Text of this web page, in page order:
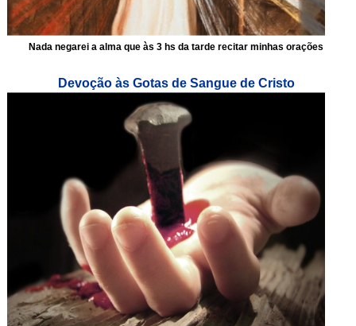
Nada negarei a alma que às 3 hs da tarde recitar minhas orações
Devoção às Gotas de Sangue de Cristo